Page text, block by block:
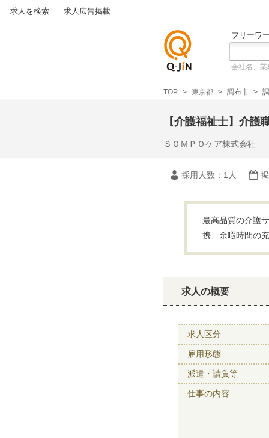
求人を検索 求人広告掲載
しの求
人サイ
フリーワ
会社名、
TOP 東京都 調布市
【介護福祉士】介護
ＳＯＭＰＯケア株式会社
採用人数 ：1人
最高品質の介護
携、余暇時間の
求人の概要
求人区分
雇用形態
派遣・請負等
仕事の内容